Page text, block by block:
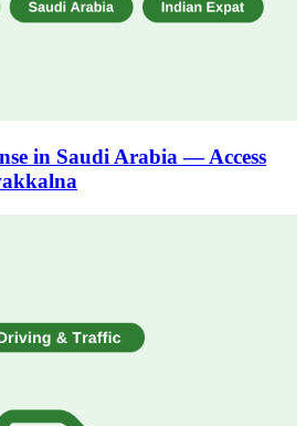
in Saudi Arabia — Access